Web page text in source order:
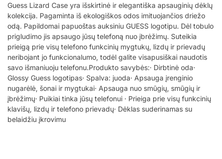
Guess Lizard Case yra išskirtinė ir elegantiška apsauginių dėklų
kolekcija. Pagaminta iš ekologiškos odos imituojančios driežo
odą. Papildomai papuoštas auksiniu GUESS logotipu. Dėl tobulo
prigludimo jis apsaugo jūsų telefoną nuo įbrėžimų. Suteikia
prieigą prie visų telefono funkcinių mygtukų, lizdų ir prievadų
neribojant jo funkcionalumo, todėl galite visapusiškai naudotis
savo išmaniuoju telefonu.Produkto savybės:· Dirbtinė oda·
Glossy Guess logotipas· Spalva: juoda· Apsauga įrenginio
nugarėlė, šonai ir mygtukai· Apsauga nuo smūgių, smūgių ir
įbrėžimų· Puikiai tinka jūsų telefonui · Prieiga prie visų funkcinių
klavišų, lizdų ir telefono prievadų· Dėklas suderinamas su
belaidžiu įkrovimu